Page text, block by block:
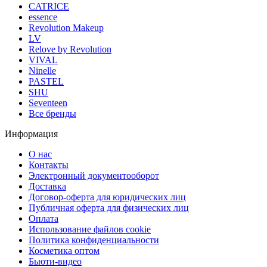
CATRICE
essence
Revolution Makeup
LV
Relove by Revolution
VIVAL
Ninelle
PASTEL
SHU
Seventeen
Все бренды
Информация
О нас
Контакты
Электронный документооборот
Доставка
Договор-оферта для юридических лиц
Публичная оферта для физических лиц
Оплата
Использование файлов cookie
Политика конфиденциальности
Косметика оптом
Бьюти-видео